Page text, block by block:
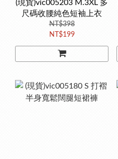
(現貨)vic005203 M.3XL 多
尺碼收腰純色短袖上衣
NT$398
NT$199